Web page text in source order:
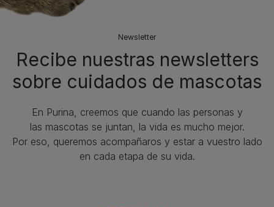
Newsletter
Recibe nuestras newsletters
sobre cuidados de mascotas​
En Purina, creemos que cuando las personas y
las mascotas se juntan, la vida es mucho mejor.
Por eso, queremos acompañaros y estar a vuestro lado
en cada etapa de su vida.​